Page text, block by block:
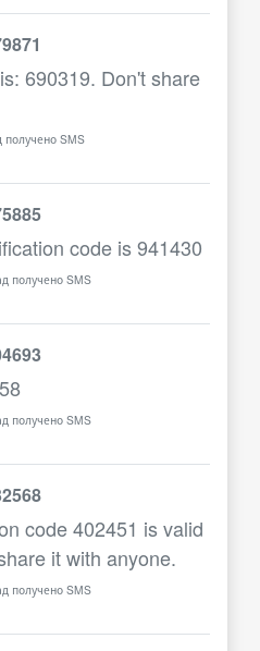
690319. Don't share
получено SMS
code is 941430
получено SMS
получено SMS
code 402451 is valid
it with anyone.
получено SMS